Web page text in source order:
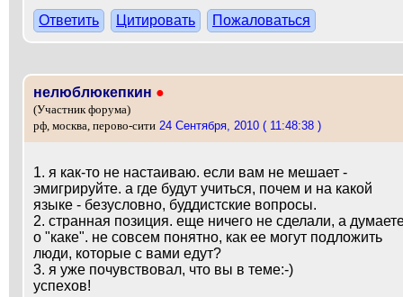
Ответить Цитировать Пожаловаться
нелюблюкепкин ●
(Участник форума)
рф, москва, перово-сити 24 Сентября, 2010 ( 11:48:38 )
1. я как-то не настаиваю. если вам не мешает -
эмигрируйте. а где будут учиться, почем и на какой
языке - безусловно, буддистские вопросы.
2. странная позиция. еще ничего не сделали, а
о "каке". не совсем понятно, как ее могут подложить
люди, которые с вами едут?
3. я уже почувствовал, что вы в теме:-)
успехов!